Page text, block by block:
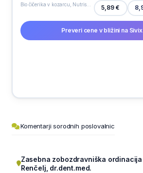
5,89 €
Preveri cene v bližini na
Komentarji sorodnih poslovalnic
Zasebna zobozdravniška
Renčelj, dr.dent.med.